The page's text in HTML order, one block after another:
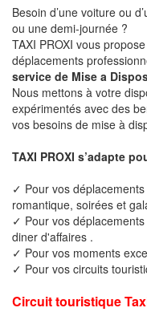
Besoin d’une voiture ou
ou une demi-journée ?
TAXI PROXI vous
déplacements
service de Mise a
Nous mettons à votre
expérimentés avec des
vos besoins de mise à
TAXI PROXI s’adapte
✓ Pour vos
romantique, soirées et
✓ Pour vos
diner d'affaires .
✓ Pour vos moments
✓ Pour vos circuits
Circuit touristique